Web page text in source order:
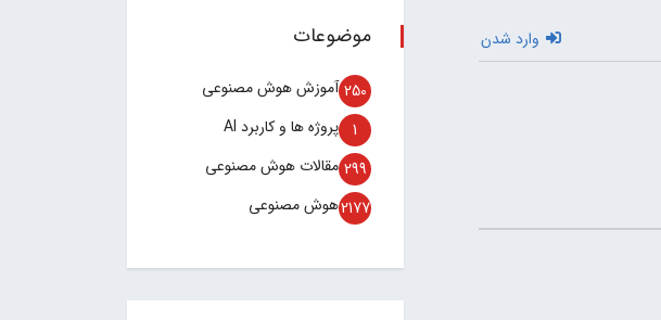
وارد شدن موضوعات
آموزش هوش مصنوعی 250
پروژه ها و کاربرد AI 1
مقالات هوش مصنوعی 299
هوش مصنوعی2177